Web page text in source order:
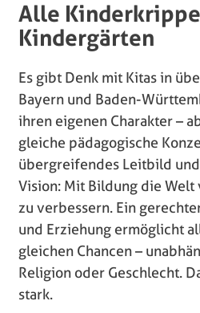
Alle
Kindergärten
Es gibt Denk mit Kitas in
Bayern und Baden-
ihren eigenen Charakter –
gleiche pädagogische
übergreifendes Leitbild
Vision: Mit Bildung die Welt
zu verbessern. Ein
und Erziehung ermöglicht
gleichen Chancen –
Religion oder Geschlecht.
stark.